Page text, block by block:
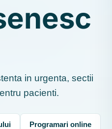
in urgenta, sectii
pacienti.
Programari online